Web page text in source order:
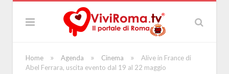
Home » Agenda » Cinema »
Alive in France di
Abel Ferrara, uscita evento dal 19 al 22 maggio